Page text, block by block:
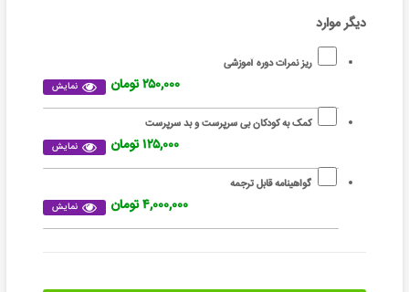
دیگر موارد
ریز نمرات دوره آموزشی
نمایش ۲۵۰,۰۰۰ تومان
کمک به کودکان بی سرپرست و بد سرپرست
نمایش ۱۲۵,۰۰۰ تومان
گواهینامه قابل ترجمه
نمایش ۴,۰۰۰,۰۰۰ تومان